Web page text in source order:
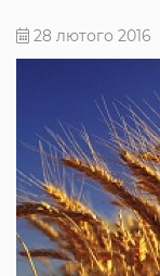
28 лютого 2016